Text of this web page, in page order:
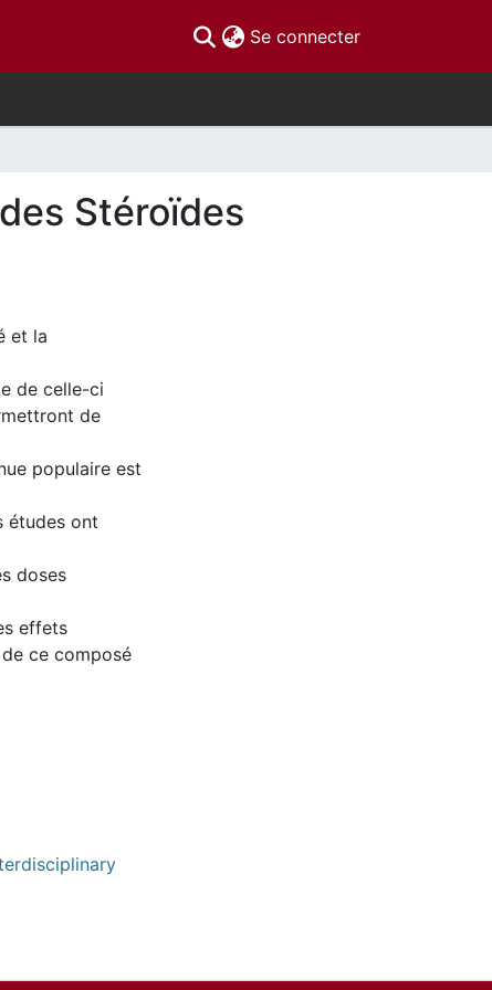
Se connecter(current)
Stéroïdes
et la
de celle-ci
de
populaire est
études ont
doses
effets
ce composé